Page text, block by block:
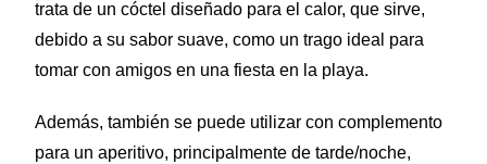
trata de un cóctel diseñado para el calor, que sirve,
debido a su sabor suave, como un trago ideal para
tomar con amigos en una fiesta en la playa.
Además, también se puede utilizar con complemento
para un aperitivo, principalmente de tarde/noche,